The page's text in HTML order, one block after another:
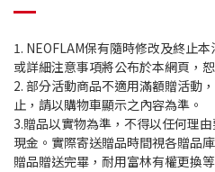
1. NEOFLAM保有隨時修改及終止
或詳細注意事項將公布於本網頁，
2. 部分活動商品不適用滿額贈活動
止，請以購物車顯示之內容為準。
3.贈品以實物為準，不得以任何理
現金。實際寄送贈品時間視各贈品
贈品贈送完畢，耐用富林有權更換